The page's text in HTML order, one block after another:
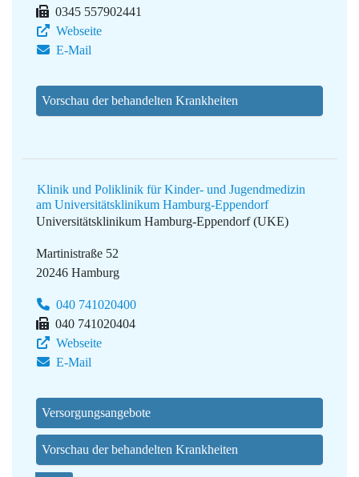
0345 557902441
Webseite
E-Mail
Vorschau der behandelten Krankheiten
Klinik und Poliklinik für Kinder- und Jugendmedizin
am Universitätsklinikum Hamburg-Eppendorf
Universitätsklinikum Hamburg-Eppendorf (UKE)
Martinistraße 52
20246 Hamburg
040 741020400
040 741020404
Webseite
E-Mail
Versorgungsangebote
Vorschau der behandelten Krankheiten